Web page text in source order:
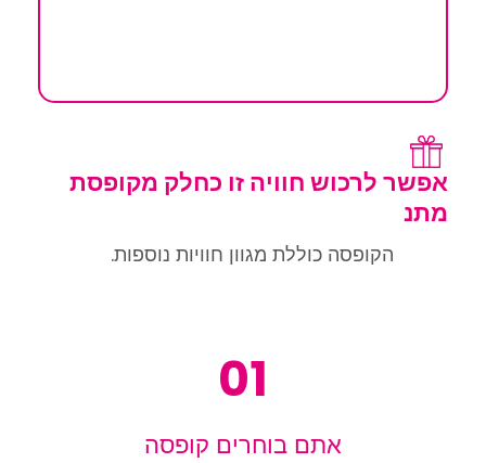
אפשר לרכוש חוויה זו כחלק מקופסת
מתנ
הקופסה כוללת מגוון חוויות נוספות.
01
אתם בוחרים קופסה